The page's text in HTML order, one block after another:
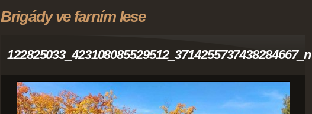
Brigády ve farním lese
122825033_423108085529512_3714255737438284667_n